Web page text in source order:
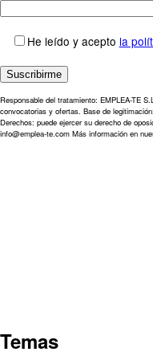
He leído y acepto la
Responsable del tratamiento: EMPLEA-TE
convocatorias y ofertas. Base de
Derechos: puede ejercer su derecho de
info@emplea-te.com Más información en
Temas